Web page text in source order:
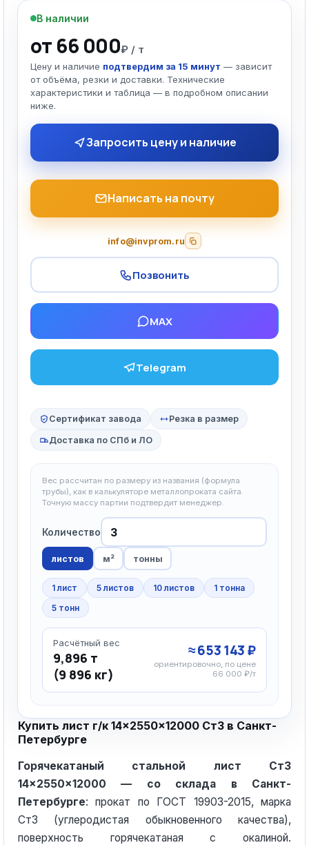
В наличии
от 66 000₽ / т
Цену и наличие подтвердим за 15 минут — зависит
от объёма, резки и доставки. Технические
характеристики и таблица — в подробном описании
ниже.
Запросить цену и наличие
Написать на почту
info@invprom.ru
Позвонить
MAX
Telegram
Сертификат завода Резка в размер
Доставка по СПб и ЛО
Вес рассчитан по размеру из названия (формула
трубы), как в калькуляторе металлопроката сайта.
Точную массу партии подтвердит менеджер.
Количество
листов м² тонны
1 лист 5 листов 10 листов
1 тонна
5 тонн
Расчётный вес
9,896 т
(9 896 кг)
≈ 653 143 ₽
ориентировочно, по цене
66 000 ₽/т
Купить лист г/к 14×2550×12000 Ст3 в Санкт-
Петербурге
Горячекатаный стальной лист Ст3
14×2550×12000 — со склада в Санкт-
Петербурге: прокат по ГОСТ 19903-2015, марка
Ст3 (углеродистая обыкновенного качества),
поверхность горячекатаная с окалиной.